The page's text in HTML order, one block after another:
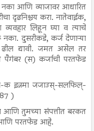
आणि व्याजावर आधारित
दृढनिश्चय करा. नातेवाईक,
लिहून घ्या व त्याचे
नका. दुसरीकडे, कर्ज देणाऱ्या
ढील द्यावी. जमत असेल तर
पैगंबर (स) कर्जाची परतफेड
इन्नमा जजाउस्-सलफिल्-
)
आणि तुमच्या संपत्तीत बरकत
परतफेड आहे.